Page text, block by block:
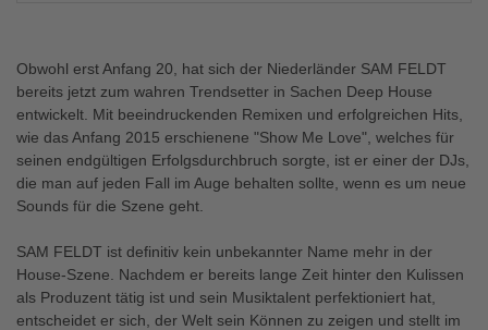
Obwohl erst Anfang 20, hat sich der Niederländer SAM FELDT
bereits jetzt zum wahren Trendsetter in Sachen Deep House
entwickelt. Mit beeindruckenden Remixen und erfolgreichen Hits,
wie das Anfang 2015 erschienene "Show Me Love", welches für
seinen endgültigen Erfolgsdurchbruch sorgte, ist er einer der DJs,
die man auf jeden Fall im Auge behalten sollte, wenn es um neue
Sounds für die Szene geht.
SAM FELDT ist definitiv kein unbekannter Name mehr in der
House-Szene. Nachdem er bereits lange Zeit hinter den Kulissen
als Produzent tätig ist und sein Musiktalent perfektioniert hat,
entscheidet er sich, der Welt sein Können zu zeigen und stellt im